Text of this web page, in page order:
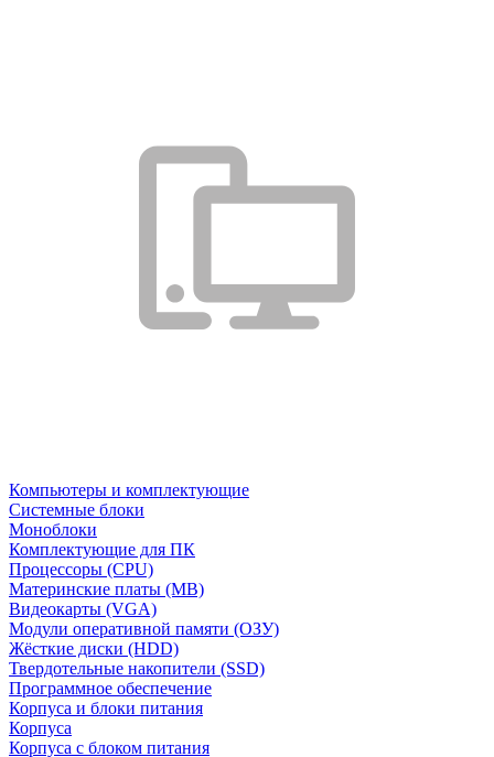
Компьютеры и комплектующие
Системные блоки
Моноблоки
Комплектующие для ПК
Процессоры (CPU)
Материнские платы (MB)
Видеокарты (VGA)
Модули оперативной памяти (ОЗУ)
Жёсткие диски (HDD)
Твердотельные накопители (SSD)
Программное обеспечение
Корпуса и блоки питания
Корпуса
Корпуса с блоком питания